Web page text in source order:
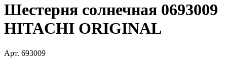
Шестерня солнечная 0693009
HITACHI ORIGINAL
Арт. 693009